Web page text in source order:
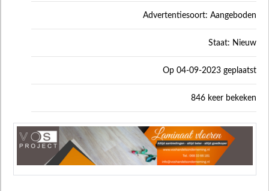
Advertentiesoort: Aangeboden
Staat: Nieuw
Op 04-09-2023 geplaatst
846 keer bekeken